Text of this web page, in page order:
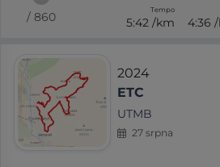
/ 860
Tempo
5:42 /km 4:36
2024
ETC
UTMB
27 srpna